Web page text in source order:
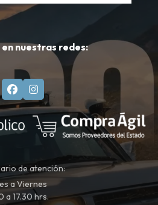
en nuestras redes:
de atención:
a Viernes
a 17.30 hrs.